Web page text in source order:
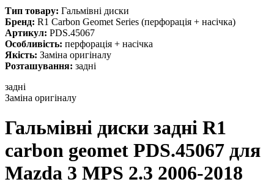
Тип товару: Гальмівні диски
Бренд: R1 Carbon Geomet Series (перфорація + насічка)
Артикул: PDS.45067
Особливість: перфорація + насічка
Якість: Заміна оригіналу
Розташування: задні
задні
Заміна оригіналу
Гальмівні диски задні R1
carbon geomet PDS.45067 для
Mazda 3 MPS 2.3 2006-2018